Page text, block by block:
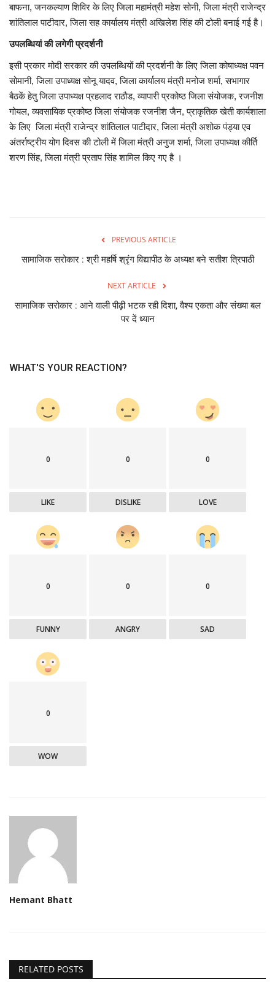
साहित्य सरोकार
सेहत सरोकार
सामाजिक सरोकार
बाफना, जनकल्याण शिविर के लिए जिला महामंत्री महेश सोनी, जिला मंत्री राजेन्द्र
शांतिलाल पाटीदार, जिला सह कार्यालय मंत्री अखिलेश सिंह की टोली बनाई गई है।
उपलब्धियां की लगेगी प्रदर्शनी
इसी प्रकार मोदी सरकार की उपलब्धियों की प्रदर्शनी के लिए जिला कोषाध्यक्ष पवन
सोमानी, जिला उपाध्यक्ष सोनू यादव, जिला कार्यालय मंत्री मनोज शर्मा, सभागार
बैठकें हेतु जिला उपाध्यक्ष प्रहलाद राठौड, व्यापारी प्रकोष्ठ जिला संयोजक, रजनीश
गोयल, व्यवसायिक प्रकोष्ठ जिला संयोजक रजनीश जैन, प्राकृतिक खेती कार्यशाला
के लिए जिला मंत्री राजेन्द्र शांतिलाल पाटीदार, जिला मंत्री अशोक पंड्या एव
अंतर्राष्ट्रीय योग दिवस की टोली में जिला मंत्री अनुज शर्मा, जिला उपाध्यक्ष कीर्ति
शरण सिंह, जिला मंत्री प्रताप सिंह शामिल किए गए है ।
PREVIOUS ARTICLE
सामाजिक सरोकार : श्री महर्षि श्रृंग विद्यापीठ के अध्यक्ष बने सतीश त्रिपाठी
NEXT ARTICLE
सामाजिक सरोकार : आने वाली पीढ़ी भटक रही दिशा, वैश्य एकता और संख्या बल
पर दें ध्यान
WHAT'S YOUR REACTION?
0
LIKE
0
DISLIKE
0
LOVE
0
FUNNY
0
ANGRY
0
SAD
0
WOW
Hemant Bhatt
RELATED POSTS